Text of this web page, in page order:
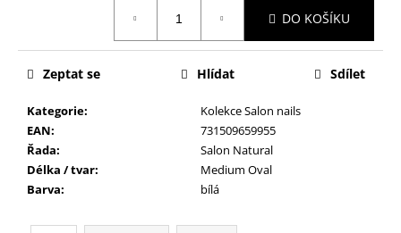
DO KOŠÍKU
Kategorie:
Kolekce Salon nails
EAN:
731509659955
Řada:
Salon Natural
Délka / tvar:
Medium Oval
Barva: bílá
Zeptat se Hlídat Sdílet
PILNÍK
NEHTY
SKLENĚNÝ
PLASTOVÉM
POUZDŘE
79